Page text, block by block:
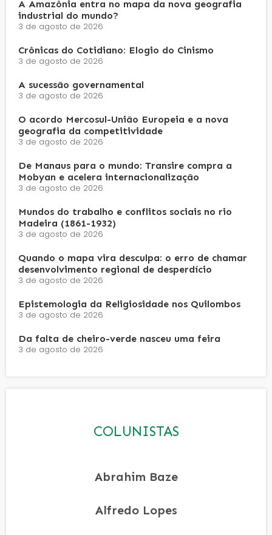
A Amazônia entra no mapa da nova geografia
industrial do mundo?
3 de agosto de 2026
Crônicas do Cotidiano: Elogio do Cinismo
3 de agosto de 2026
A sucessão governamental
3 de agosto de 2026
O acordo Mercosul-União Europeia e a nova
geografia da competitividade
3 de agosto de 2026
De Manaus para o mundo: Transire compra a
Mobyan e acelera internacionalização
3 de agosto de 2026
Mundos do trabalho e conflitos sociais no rio
Madeira (1861-1932)
3 de agosto de 2026
Quando o mapa vira desculpa: o erro de chamar
desenvolvimento regional de desperdício
3 de agosto de 2026
Epistemologia da Religiosidade nos Quilombos
3 de agosto de 2026
Da falta de cheiro-verde nasceu uma feira
3 de agosto de 2026
COLUNISTAS
Abrahim Baze
Alfredo Lopes